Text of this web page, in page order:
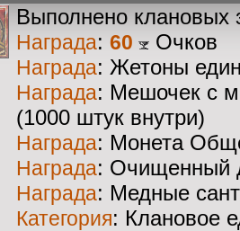
Выполнено клановых
Награда: 60 Очков
Награда: Жетоны
Награда: Мешочек с
(1000 штук внутри)
Награда: Монета
Награда: Очищенный
Награда: Медные
Категория: Клановое